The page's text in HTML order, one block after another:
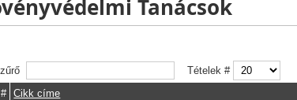
Tanácsok
Tételek #
# Cikk címe